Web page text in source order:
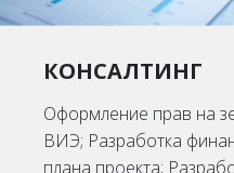
КОНСАЛТИНГ
Оформление прав на
ВИЭ; Разработка
плана проекта;